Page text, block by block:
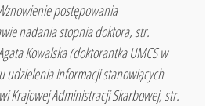
postępowania
nadania stopnia doktora, str.
Kowalska (doktorantka UMCS w
udzielenia informacji stanowiących
Krajowej Administracji Skarbowej, str.